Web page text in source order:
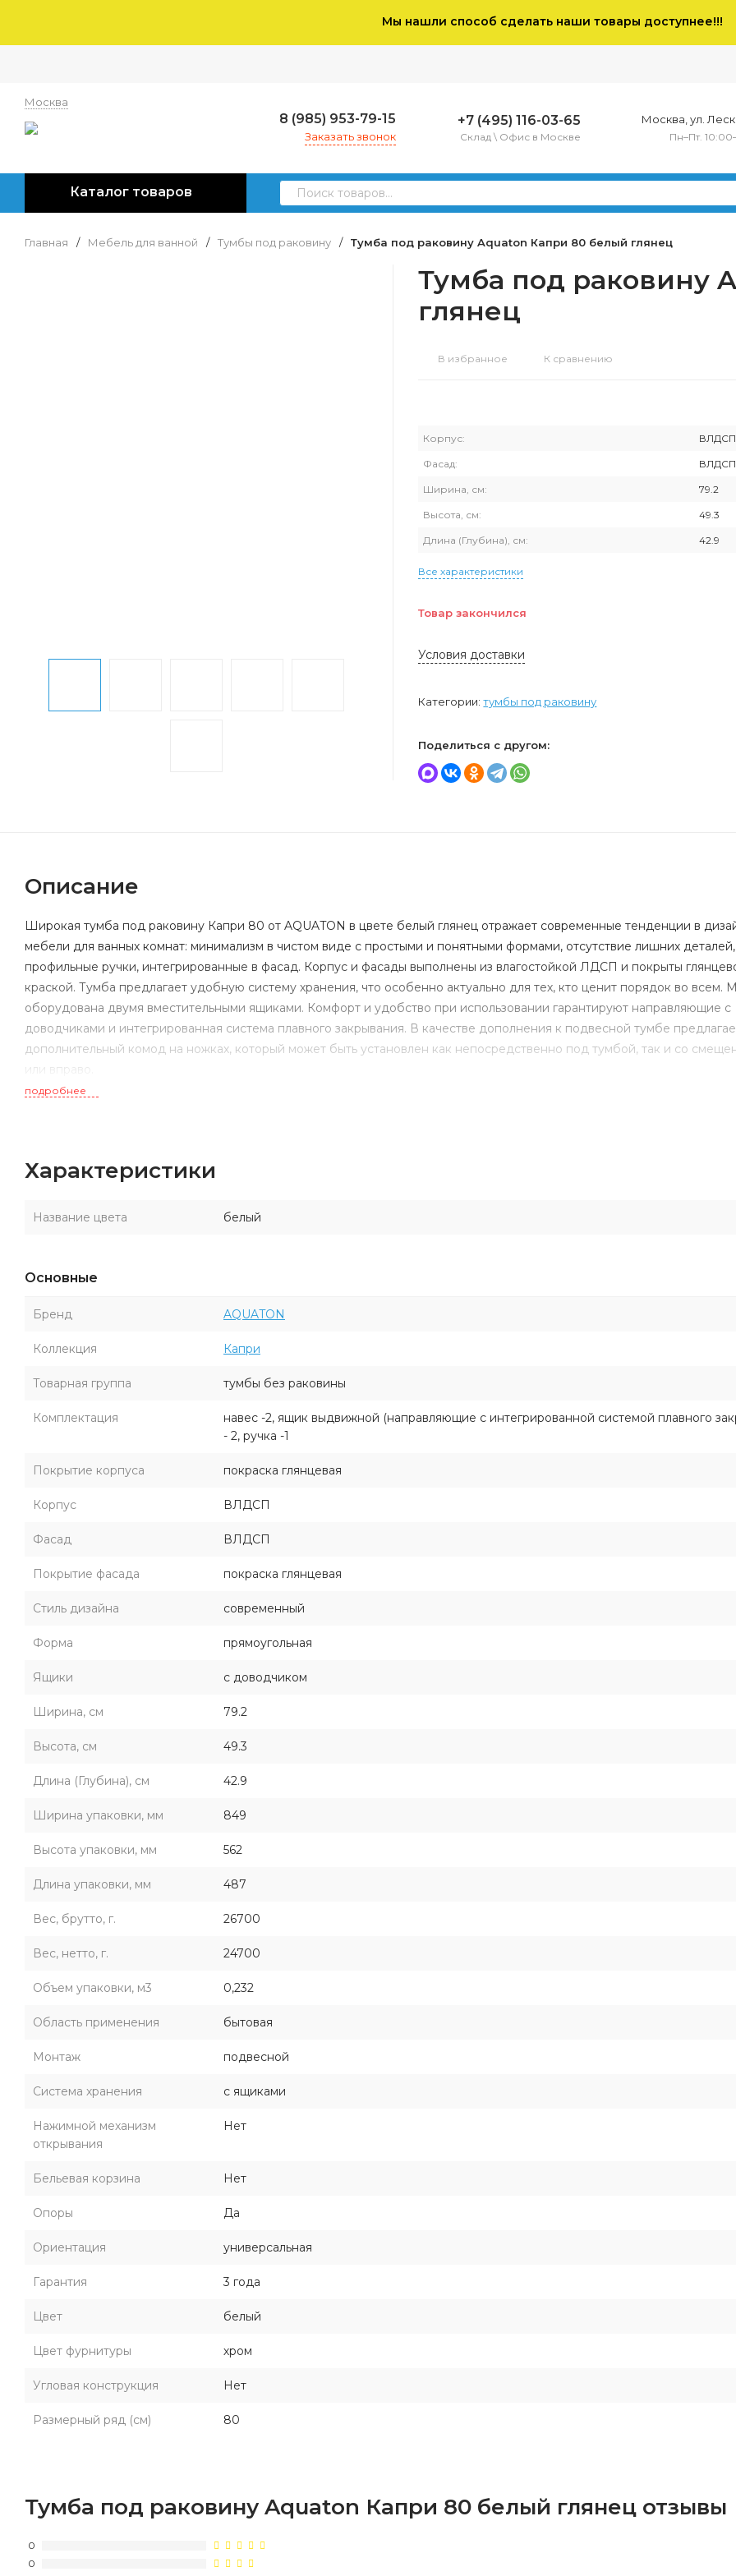
Мы нашли способ сделать наши товары доступнее!!!
Москва
8 (985) 953-79-15
Заказать звонок
+7 (495) 116-03-65
Склад \ Офис в Москве
Москва, ул.
Пн–Пт.
Каталог товаров
Главная / Мебель для ванной / Тумбы под раковину / Тумба под раковину Aquaton Капри 80 белый глянец
Тумба под раковину
глянец
В избранное К сравнению
Корпус: ВЛДСП
Фасад: ВЛДСП
Ширина, см: 79.2
Высота, см: 49.3
Длина (Глубина), см: 42.9
Все характеристики
Товар закончился
Условия доставки
Категории:тумбы под раковину
Поделиться с другом:
Описание
Широкая тумба под раковину Капри 80 от AQUATON в цвете белый глянец отражает современные тенденции в
мебели для ванных комнат: минимализм в чистом виде с простыми и понятными формами, отсутствие лишних
профильные ручки, интегрированные в фасад. Корпус и фасады выполнены из влагостойкой ЛДСП и покрыты
краской. Тумба предлагает удобную систему хранения, что особенно актуально для тех, кто ценит порядок во всем.
оборудована двумя вместительными ящиками. Комфорт и удобство при использовании гарантируют направляющие с
доводчиками и интегрированная система плавного закрывания. В качестве дополнения к подвесной тумбе
дополнительный комод на ножках, который может быть установлен как непосредственно под тумбой, так и со
подробнее
Характеристики
Название цвета белый
Основные
Бренд AQUATON
Коллекция Капри
Товарная группа тумбы без раковины
Комплектация
навес -2, ящик выдвижной (направляющие с интегрированной системой плавного
- 2, ручка -1
Покрытие корпуса покраска глянцевая
Корпус ВЛДСП
Фасад ВЛДСП
Покрытие фасада покраска глянцевая
Стиль дизайна современный
Форма прямоугольная
Ящики с доводчиком
Ширина, см 79.2
Высота, см 49.3
Длина (Глубина), см 42.9
Ширина упаковки, мм 849
Высота упаковки, мм 562
Длина упаковки, мм 487
Вес, брутто, г. 26700
Вес, нетто, г. 24700
Объем упаковки, м3 0,232
Область применения бытовая
Монтаж подвесной
Система хранения с ящиками
Нажимной механизм
открывания
Нет
Бельевая корзина Нет
Опоры Да
Ориентация универсальная
Гарантия 3 года
Цвет белый
Цвет фурнитуры хром
Угловая конструкция Нет
Размерный ряд (см) 80
Тумба под раковину Aquaton Капри 80 белый глянец отзывы
0
0